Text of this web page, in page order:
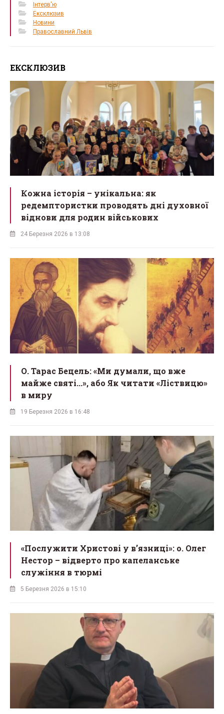
Інтерв'ю
Ексклюзив
Новини
Православний Львів
ЕКСКЛЮЗИВ
Кожна історія – унікальна: як
редемптористки проводять дні духовної
віднови для родин військових
24 Березня 2026 в 13:08
О. Тарас Бецель: «Ми думали, що вже
майже святі...», або Як читати «Ліствицю»
в миру
19 Березня 2026 в 16:48
«Послужити Христові у вʼязниці»: о. Олег
Нестор – відверто про капеланське
служіння в тюрмі
5 Березня 2026 в 15:10